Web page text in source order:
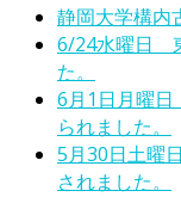
静岡大学構内
6/24水曜日
た。
6月1日月曜
られました。
5月30日土曜
されました。